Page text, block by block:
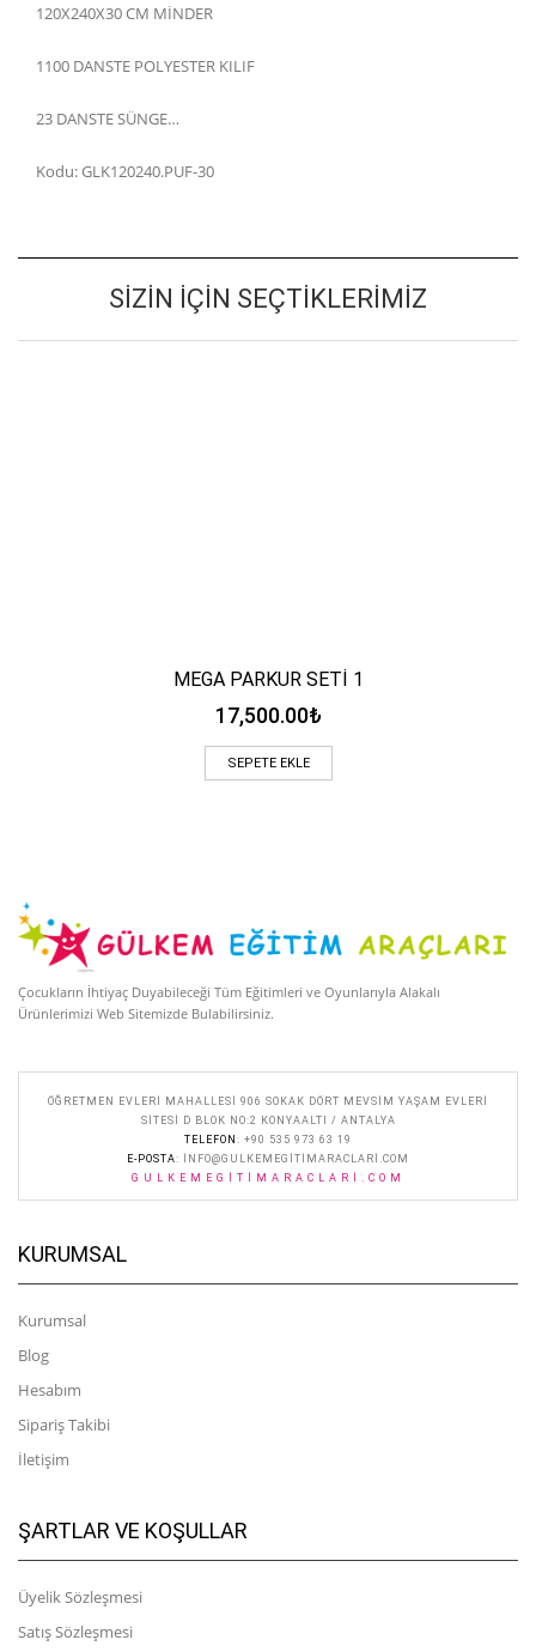
120X240X30 CM MİNDER
1100 DANSTE POLYESTER KILIF
23 DANSTE SÜNGE…
Kodu: GLK120240.PUF-30
SIZIN İÇIN SEÇTIKLERIMIZ
MEGA PARKUR SETİ 1
17,500.00₺
SEPETE EKLE
Çocukların İhtiyaç Duyabileceği Tüm Eğitimleri ve Oyunlarıyla Alakalı
Ürünlerimizi Web Sitemizde Bulabilirsiniz.
ÖĞRETMEN EVLERI MAHALLESI 906 SOKAK DÖRT MEVSIM YAŞAM EVLERI
SITESI D BLOK NO:2 KONYAALTI / ANTALYA
TELEFON : +90 535 973 63 19
E-POSTA:
INFO@GULKEMEGITIMARACLARI.COM
GULKEMEGITIMARACLARI.COM
KURUMSAL
Kurumsal
Blog
Hesabım
Sipariş Takibi
İletişim
ŞARTLAR VE KOŞULLAR
Üyelik Sözleşmesi
Satış Sözleşmesi